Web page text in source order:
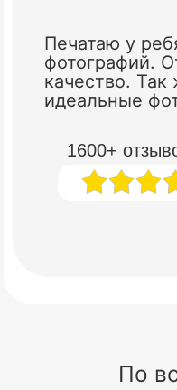
1600+
Печатаю у
фотографий.
качество. Так
идеальные
По